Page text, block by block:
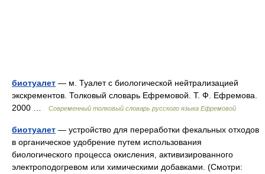
биотуалет — м. Туалет с биологической нейтрализацией
экскрементов. Толковый словарь Ефремовой. Т. Ф. Ефремова.
2000 …
Современный толковый словарь русского языка Ефремовой
биотуалет — устройство для переработки фекальных отходов
в органическое удобрение путем использования
биологического процесса окисления, активизированного
электроподогревом или химическими добавками. (Смотри: